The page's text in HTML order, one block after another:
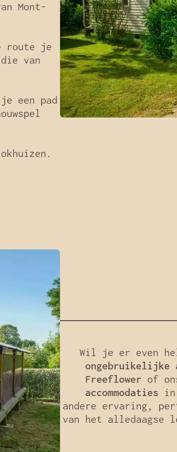
Mont-
route je
van
een pad
Wil je er even
ongebruikelijke
Freeflower of
accommodaties
andere ervaring,
van het alledaagse